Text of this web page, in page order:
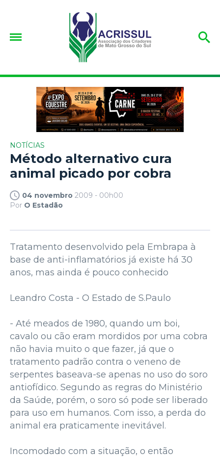
NOTÍCIAS
Método alternativo cura
animal picado por cobra
04 novembro 2009 - 00h00
Por O Estadão
Tratamento desenvolvido pela Embrapa à
base de anti-inflamatórios já existe há 30
anos, mas ainda é pouco conhecido
Leandro Costa - O Estado de S.Paulo
- Até meados de 1980, quando um boi,
cavalo ou cão eram mordidos por uma cobra
não havia muito o que fazer, já que o
tratamento padrão contra o veneno de
serpentes baseava-se apenas no uso do soro
antiofídico. Segundo as regras do Ministério
da Saúde, porém, o soro só pode ser liberado
para uso em humanos. Com isso, a perda do
animal era praticamente inevitável.
Incomodado com a situação, o então